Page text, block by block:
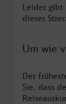
Leider gibt
dieser
Um wie
Der
Sie, dass